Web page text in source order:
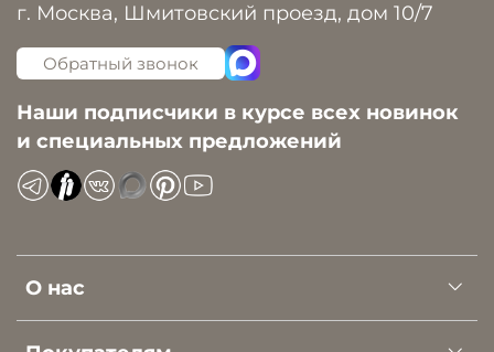
О нас
г. Москва, Шмитовский проезд, дом 10/7
Обратный звонок
Наши подписчики в курсе всех новинок
и специальных предложений